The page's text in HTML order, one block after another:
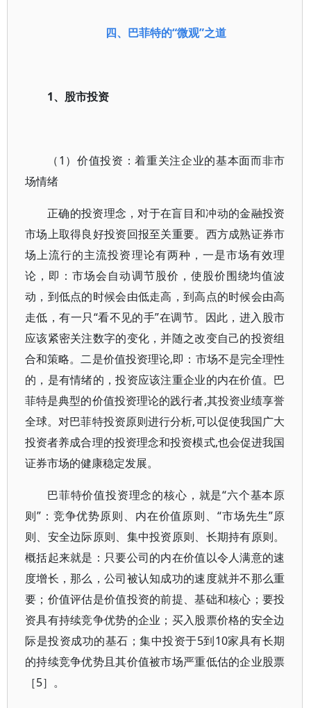
四、 巴菲特的“微观”之道
1、股市投资
（1）价值投资：着重关注企业的基本面而非市
场情绪
正确的投资理念，对于在盲目和冲动的金融投资
市场上取得良好投资回报至关重要。西方成熟证券市
场上流行的主流投资理论有两种，一是市场有效理
论，即：市场会自动调节股价，使股价围绕均值波
动，到低点的时候会由低走高，到高点的时候会由高
走低，有一只“看不见的手”在调节。因此，进入股市
应该紧密关注数字的变化，并随之改变自己的投资组
合和策略。二是价值投资理论,即：市场不是完全理性
的，是有情绪的，投资应该注重企业的内在价值。巴
菲特是典型的价值投资理论的践行者,其投资业绩享誉
全球。对巴菲特投资原则进行分析,可以促使我国广大
投资者养成合理的投资理念和投资模式,也会促进我国
证券市场的健康稳定发展。
巴菲特价值投资理念的核心，就是“六个基本原
则”：竞争优势原则、内在价值原则、“市场先生”原
则、安全边际原则、集中投资原则、长期持有原则。
概括起来就是：只要公司的内在价值以令人满意的速
度增长，那么，公司被认知成功的速度就并不那么重
要；价值评估是价值投资的前提、基础和核心；要投
资具有持续竞争优势的企业；买入股票价格的安全边
际是投资成功的基石；集中投资于5到10家具有长期
的持续竞争优势且其价值被市场严重低估的企业股票
［5］。